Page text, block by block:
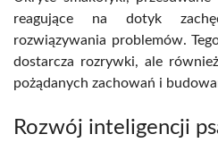
reagujące na dotyk
rozwiązywania problemów.
dostarcza rozrywki, ale
pożądanych zachowań i
Rozwój inteligencji